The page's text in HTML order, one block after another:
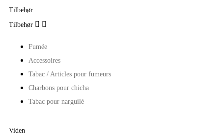
Tilbehør
Tilbehør  
Fumée
Accessoires
Tabac / Articles pour fumeurs
Charbons pour chicha
Tabac pour narguilé
Viden